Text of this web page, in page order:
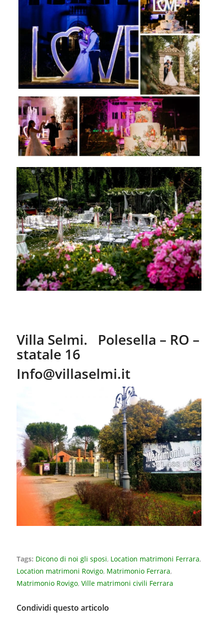
Villa Selmi. Polesella – RO –
statale 16
Info@villaselmi.it
Tags: Dicono di noi gli sposi, Location matrimoni Ferrara,
Location matrimoni Rovigo, Matrimonio Ferrara,
Matrimonio Rovigo, Ville matrimoni civili Ferrara
Condividi questo articolo